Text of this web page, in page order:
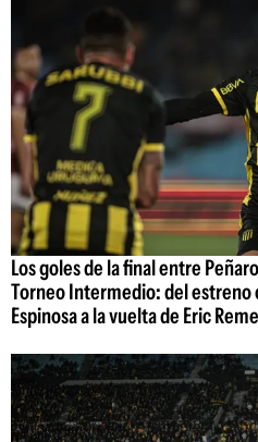
Los goles de la final entre
Torneo Intermedio: del estreno
Espinosa a la vuelta de Eric